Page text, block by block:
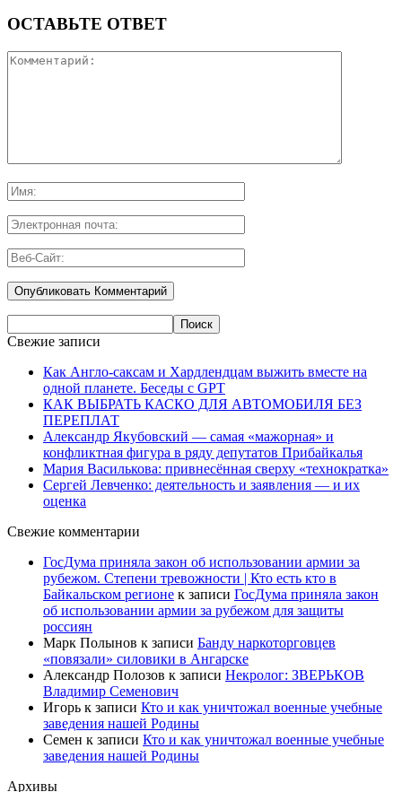
ОСТАВЬТЕ ОТВЕТ
Свежие записи
Как Англо-саксам и Хардлендцам выжить вместе на
одной планете. Беседы с GPT
КАК ВЫБРАТЬ КАСКО ДЛЯ АВТОМОБИЛЯ БЕЗ
ПЕРЕПЛАТ
Александр Якубовский — самая «мажорная» и
конфликтная фигура в ряду депутатов Прибайкалья
Мария Василькова: привнесённая сверху «технократка»
Сергей Левченко: деятельность и заявления — и их
оценка
Свежие комментарии
ГосДума приняла закон об использовании армии за
рубежом. Степени тревожности | Кто есть кто в
Байкальском регионе к записи ГосДума приняла закон
об использовании армии за рубежом для защиты
россиян
Марк Полынов к записи Банду наркоторговцев
«повязали» силовики в Ангарске
Александр Полозов к записи Некролог: ЗВЕРЬКОВ
Владимир Семенович
Игорь к записи Кто и как уничтожал военные учебные
заведения нашей Родины
Семен к записи Кто и как уничтожал военные учебные
заведения нашей Родины
Архивы